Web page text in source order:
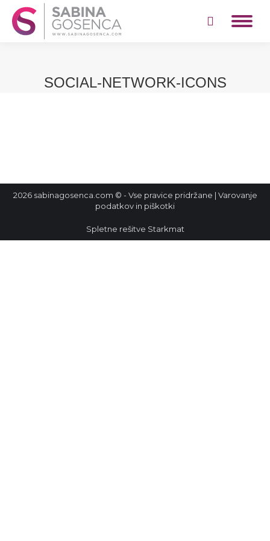
Search:
SOCIAL-NETWORK-ICONS
2026 sabinagosenca.com © - Vse pravice pridržane | Varovanje
podatkov in piškotki
Spletne rešitve Starkmat